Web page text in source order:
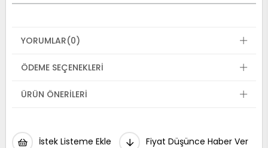
YORUMLAR(0)
ÖDEME SEÇENEKLERI
ÜRÜN ÖNERILERI
İstek Listeme Ekle Fiyat Düşünce Haber Ver